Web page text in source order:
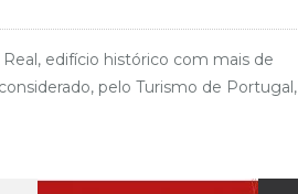
edifício histórico com mais de
pelo Turismo de Portugal,